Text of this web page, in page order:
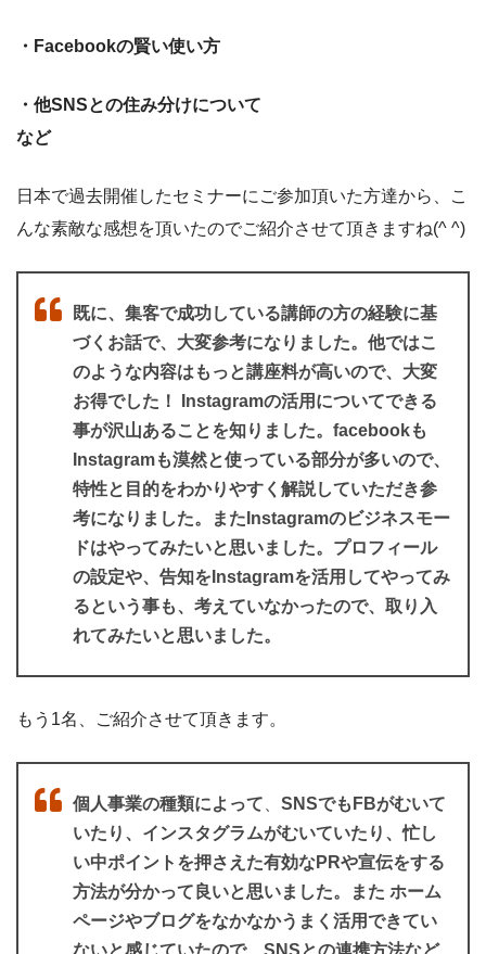
・Facebookの賢い使い方
・他SNSとの住み分けについて
など
日本で過去開催したセミナーにご参加頂いた方達から、こ
んな素敵な感想を頂いたのでご紹介させて頂きますね(^ ^)
既に、集客で成功している講師の方の経験に基
づくお話で、大変参考になりました。他ではこ
のような内容はもっと講座料が高いので、大変
お得でした！ Instagramの活用についてできる
事が沢山あることを知りました。facebookも
Instagramも漠然と使っている部分が多いので、
特性と目的をわかりやすく解説していただき参
考になりました。またInstagramのビジネスモー
ドはやってみたいと思いました。プロフィール
の設定や、告知をInstagramを活用してやってみ
るという事も、考えていなかったので、取り入
れてみたいと思いました。
もう1名、ご紹介させて頂きます。
個人事業の種類によって
SNSでもFBがむいて
いたり、インスタグラムがむいていたり、忙し
い中ポイントを押さえた有効なPRや宣伝をする
方法が分かって良いと思いました。また ホーム
ページやブログをなかなかうまく活用できてい
ないと感じていたので、SNSとの連携方法など